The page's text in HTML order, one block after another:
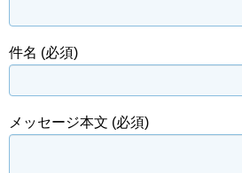
件名 (必須)
メッセージ本文 (必須)